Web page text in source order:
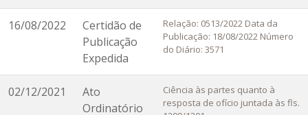
16/08/2022
Certidão de
Publicação
Expedida
Relação: 0513/2022 Data da
Publicação: 18/08/2022 Número
do Diário: 3571
02/12/2021
Ato
Ordinatório
Ciência às partes quanto à
resposta de ofício juntada às fls.